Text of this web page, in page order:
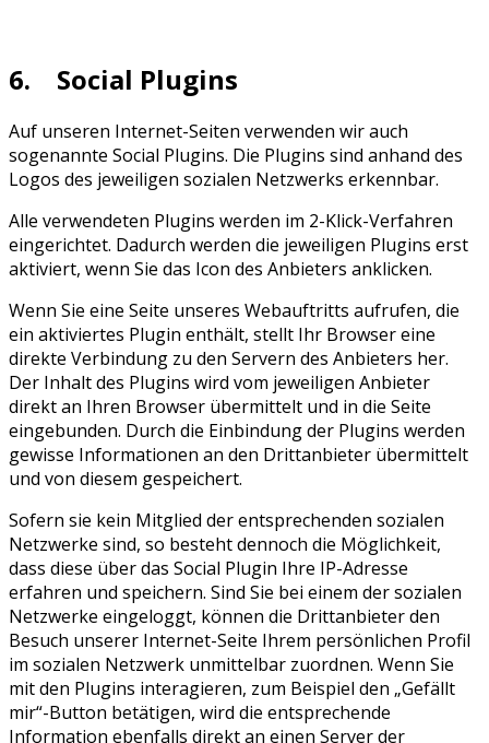
6. Social Plugins
Auf unseren Internet-Seiten verwenden wir auch
sogenannte Social Plugins. Die Plugins sind anhand des
Logos des jeweiligen sozialen Netzwerks erkennbar.
Alle verwendeten Plugins werden im 2-Klick-Verfahren
eingerichtet. Dadurch werden die jeweiligen Plugins erst
aktiviert, wenn Sie das Icon des Anbieters anklicken.
Wenn Sie eine Seite unseres Webauftritts aufrufen, die
ein aktiviertes Plugin enthält, stellt Ihr Browser eine
direkte Verbindung zu den Servern des Anbieters her.
Der Inhalt des Plugins wird vom jeweiligen Anbieter
direkt an Ihren Browser übermittelt und in die Seite
eingebunden. Durch die Einbindung der Plugins werden
gewisse Informationen an den Drittanbieter übermittelt
und von diesem gespeichert.
Sofern sie kein Mitglied der entsprechenden sozialen
Netzwerke sind, so besteht dennoch die Möglichkeit,
dass diese über das Social Plugin Ihre IP-Adresse
erfahren und speichern. Sind Sie bei einem der sozialen
Netzwerke eingeloggt, können die Drittanbieter den
Besuch unserer Internet-Seite Ihrem persönlichen Profil
im sozialen Netzwerk unmittelbar zuordnen. Wenn Sie
mit den Plugins interagieren, zum Beispiel den „Gefällt
mir“-Button betätigen, wird die entsprechende
Information ebenfalls direkt an einen Server der